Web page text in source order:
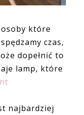
które
czas,
dopełnić to
lamp, które
najbardziej